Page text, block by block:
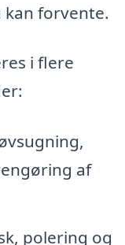
kan forvente.
i flere
af
polering og